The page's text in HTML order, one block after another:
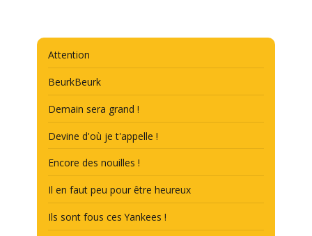
Attention
BeurkBeurk
Demain sera grand !
Devine d'où je t'appelle !
Encore des nouilles !
Il en faut peu pour être heureux
Ils sont fous ces Yankees !